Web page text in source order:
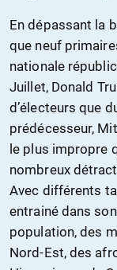
En dépassant la
que neuf
nationale
Juillet, Donald
d’électeurs que
prédécesseur,
le plus impropre
nombreux
Avec différents
entrainé dans
population, des
Nord-Est, des